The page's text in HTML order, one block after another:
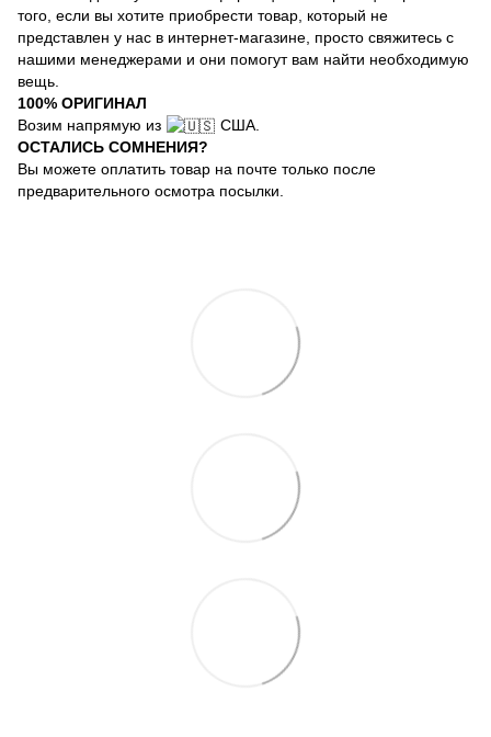
того, если вы хотите приобрести товар, который не
представлен у нас в интернет-магазине, просто свяжитесь с
нашими менеджерами и они помогут вам найти необходимую
вещь.
100% ОРИГИНАЛ
Возим напрямую из
США.
ОСТАЛИСЬ СОМНЕНИЯ?
Вы можете оплатить товар на почте только после
предварительного осмотра посылки.